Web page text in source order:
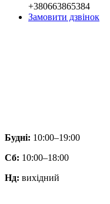
+380663865384
Замовити дзвінок
Будні: 10:00–19:00
Сб: 10:00–18:00
Нд: вихідний